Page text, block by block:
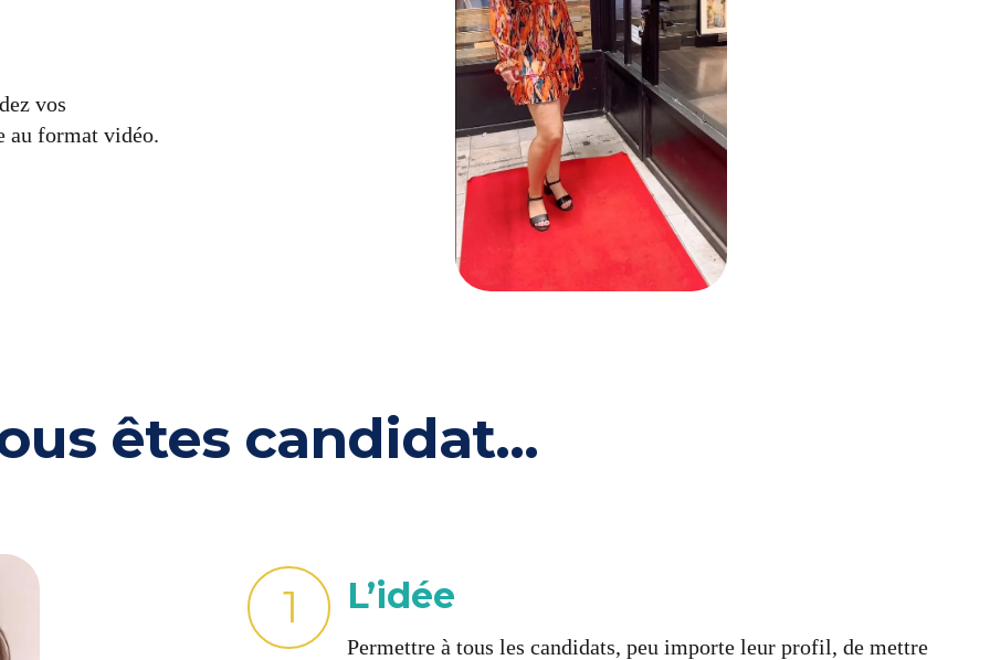
vos
au format vidéo.
êtes candidat...
1 L’idée
Permettre à tous les candidats, peu importe leur profil, de mettre